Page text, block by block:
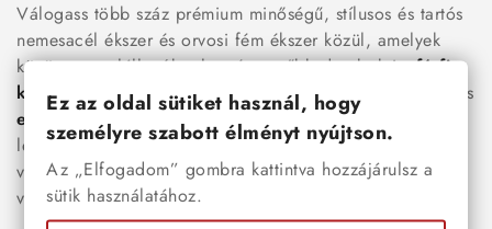
Válogass több száz prémium minőségű, stílusos és tartós
nemesacél ékszer és orvosi fém ékszer közül, amelyek
között megtalálhatók a legnépszerűbb darabok is:férfi
karkötők
, női nyakláncok , karikagyűrűk
és
esküvői kiegészítőkegyaránt. Webáruházunkban a
legújabb trendeket követő, mégis időtálló ékszerek közül
választhatsz – legyen szó ajándékról, mindennapi
viseletről vagy különleges alkalmakról.
Ez az oldal sütiket használ, hogy
személyre szabott élményt nyújtson.
Az „Elfogadom” gombra kattintva hozzájárulsz a
sütik használatához.